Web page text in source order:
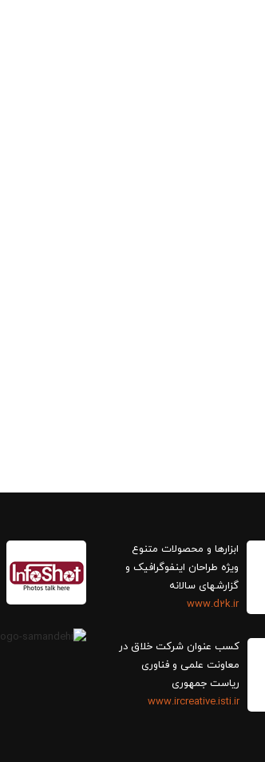
ابزارها و محصولات متنوع
ویژه طراحان اینفوگرافیک و
گزارش‎های سالانه
www.d2k.ir
کسب عنوان شرکت خلاق در
معاونت علمی و فناوری
ریاست جمهوری
www.ircreative.isti.ir